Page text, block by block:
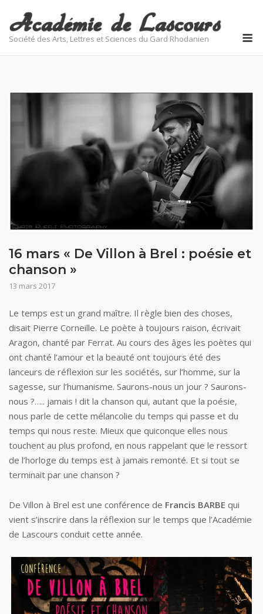
content
Société des Arts, Lettres et Sciences du Gard Rhodanien
16 mars « De Villon à Brel : poésie et
chanson »
13 mars 2017
Le temps est un grand maître. Il règle bien des choses,
disait Pierre Corneille. Le poète à toujours raison, écrivait
Aragon, chanté par Ferrat. Au cours des âges les poètes qui
ont chanté l’amour et la beauté ont toujours été des
lanceurs de réflexion sur les sociétés, sur l’homme, sur la
sagesse, sur l’humanisme. Saurons-nous un jour ? Saurons-
nous ?….. jamais ! dit la chanson qui, autant que la poésie,
nous parle de cette mélancolie du temps qui passe et du
temps qui nous reste. Mieux que quiconque elles nous
touchent au plus profond, en nous rappelant que le ressort
de l’horloge du temps est à jamais remonté. Et si tout se
terminait par une chanson ?
De Villon à Brel est une conférence de Francis BARBE qui
vient s’inscrire dans la réflexion sur le temps que l’Académie
de Lascours conduit cette année.